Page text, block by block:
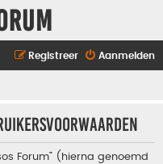
Aanmelden
Registreer
Forum” (hierna genoemd